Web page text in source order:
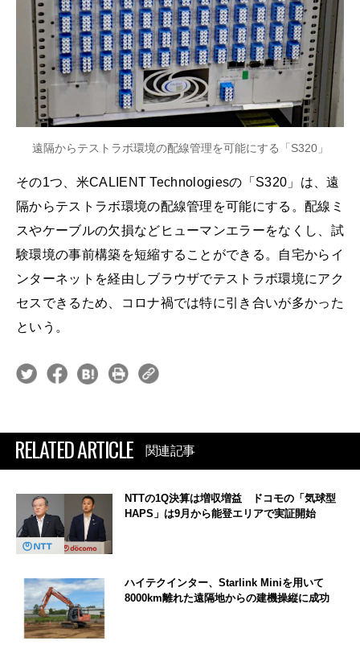
遠隔からテストラボ環境の配線管理を可能にする「S320」
その1つ、米CALIENT Technologiesの「S320」は、遠
隔からテストラボ環境の配線管理を可能にする。配線ミ
スやケーブルの欠損などヒューマンエラーをなくし、試
験環境の事前構築を短縮することができる。自宅からイ
ンターネットを経由しブラウザでテストラボ環境にアク
セスできるため、コロナ禍では特に引き合いが多かった
という。
RELATED ARTICLE 関連記事
NTTの1Q決算は増収増益 ドコモの「気球型
HAPS」は9月から能登エリアで実証開始
ハイテクインター、Starlink Miniを用いて
8000km離れた遠隔地からの建機操縦に成功